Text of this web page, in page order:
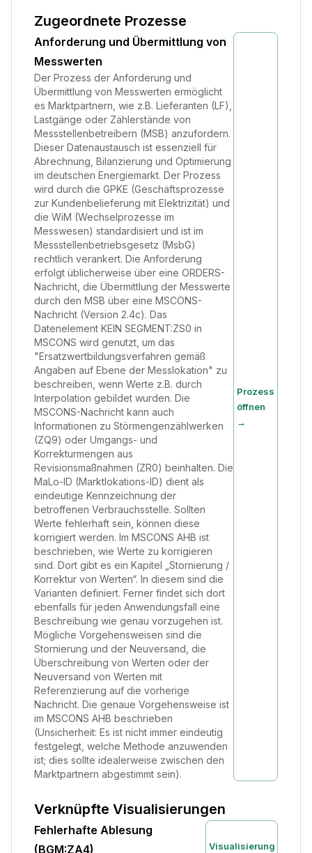
Zugeordnete Prozesse
Anforderung und Übermittlung von
Messwerten
Der Prozess der Anforderung und
Übermittlung von Messwerten ermöglicht
es Marktpartnern, wie z.B. Lieferanten (LF),
Lastgänge oder Zählerstände von
Messstellenbetreibern (MSB) anzufordern.
Dieser Datenaustausch ist essenziell für
Abrechnung, Bilanzierung und Optimierung
im deutschen Energiemarkt. Der Prozess
wird durch die GPKE (Geschäftsprozesse
zur Kundenbelieferung mit Elektrizität) und
die WiM (Wechselprozesse im
Messwesen) standardisiert und ist im
Messstellenbetriebsgesetz (MsbG)
rechtlich verankert. Die Anforderung
erfolgt üblicherweise über eine ORDERS-
Nachricht, die Übermittlung der Messwerte
durch den MSB über eine MSCONS-
Nachricht (Version 2.4c). Das
Datenelement KEIN SEGMENT:ZS0 in
MSCONS wird genutzt, um das
"Ersatzwertbildungsverfahren gemäß
Angaben auf Ebene der Messlokation" zu
beschreiben, wenn Werte z.B. durch
Interpolation gebildet wurden. Die
MSCONS-Nachricht kann auch
Informationen zu Störmengenzählwerken
(ZQ9) oder Umgangs- und
Korrekturmengen aus
Revisionsmaßnahmen (ZR0) beinhalten. Die
MaLo-ID (Marktlokations-ID) dient als
eindeutige Kennzeichnung der
betroffenen Verbrauchsstelle. Sollten
Werte fehlerhaft sein, können diese
korrigiert werden. Im MSCONS AHB ist
beschrieben, wie Werte zu korrigieren
sind. Dort gibt es ein Kapitel „Stornierung /
Korrektur von Werten“. In diesem sind die
Varianten definiert. Ferner findet sich dort
ebenfalls für jeden Anwendungsfall eine
Beschreibung wie genau vorzugehen ist.
Mögliche Vorgehensweisen sind die
Stornierung und der Neuversand, die
Überschreibung von Werten oder der
Neuversand von Werten mit
Referenzierung auf die vorherige
Nachricht. Die genaue Vorgehensweise ist
im MSCONS AHB beschrieben
(Unsicherheit: Es ist nicht immer eindeutig
festgelegt, welche Methode anzuwenden
ist; dies sollte idealerweise zwischen den
Marktpartnern abgestimmt sein).
Prozess
öffnen
→
Verknüpfte Visualisierungen
Fehlerhafte Ablesung
(BGM:ZA4)
Visualisierung